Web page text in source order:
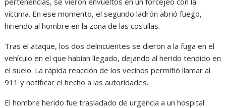
víctima. En ese momento, el segundo ladrón abrió fuego,
hiriendo al hombre en la zona de las costillas.
Tras el ataque, los dos delincuentes se dieron a la fuga en el
vehículo en el que habían llegado, dejando al herido tendido en
el suelo. La rápida reacción de los vecinos permitió llamar al
911 y notificar el hecho a las autoridades.
El hombre herido fue trasladado de urgencia a un hospital